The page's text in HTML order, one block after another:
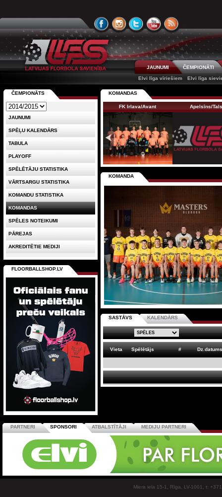
JAUNUMI
ČEMPIONĀTI
Elvi līga vīriešiem
Elvi līga
KOMANDAS
FK Irlava/Avant Apelsīns/
KOMANDA
SASTĀVS KALENDĀRS
Vieta Spēlētājs # Dz.datums
ČEMPIONĀTS
JAUNUMI
SPĒĻU KALENDĀRS
TABULA
PLAYOFF
SPĒLĒTĀJU STATISTIKA
VĀRTSARGU STATISTIKA
KOMANDU STATISTIKA
KOMANDAS
SPĒLES NOTEIKUMI
PĀREJAS
AKREDITĒTIE MEDIJI
FLOORBALLSHOP.LV
PARTNERI SPONSORI ATBALSTĪTĀJI MEDIJU PARTNERI
Miera iela 15-1, Rīga, LV-1001, t: